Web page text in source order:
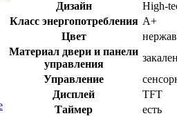
Дизайн
High-
Класс энергопотребления A+
Цвет
Материал двери и панели
управления
Управление
Дисплей
TFT
Таймер
есть